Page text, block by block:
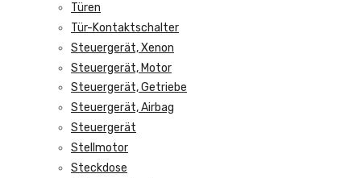
Türen
Tür-Kontaktschalter
Steuergerät, Xenon
Steuergerät, Motor
Steuergerät, Getriebe
Steuergerät, Airbag
Steuergerät
Stellmotor
Steckdose